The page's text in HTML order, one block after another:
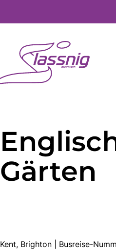
Gärten
Kent, Brighton | Busreise-